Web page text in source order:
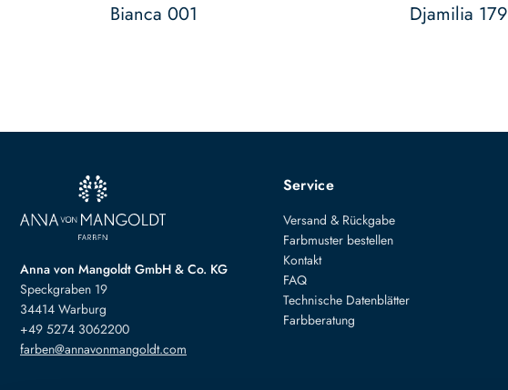
Bianca 001 Djamilia 179
Anna von Mangoldt GmbH & Co. KG
Speckgraben 19
34414 Warburg
+49 5274 3062200
farben@annavonmangoldt.com
Service
Versand & Rückgabe
Farbmuster bestellen
Kontakt
FAQ
Technische Datenblätter
Farbberatung